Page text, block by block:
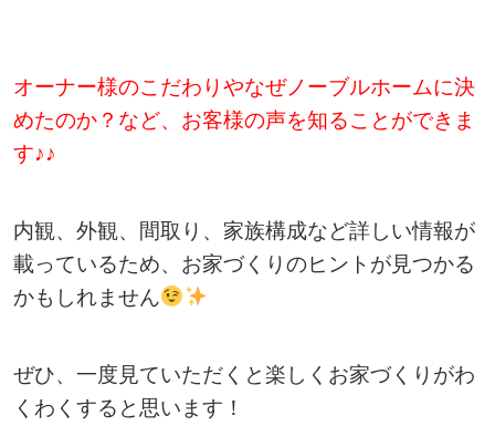
オーナー様のこだわりやなぜノーブルホームに決
めたのか？など、お客様の声を知ることができま
す♪♪
内観、外観、間取り、家族構成など詳しい情報が
載っているため、お家づくりのヒントが見つかる
かもしれません
ぜひ、一度見ていただくと楽しくお家づくりがわ
くわくすると思います！